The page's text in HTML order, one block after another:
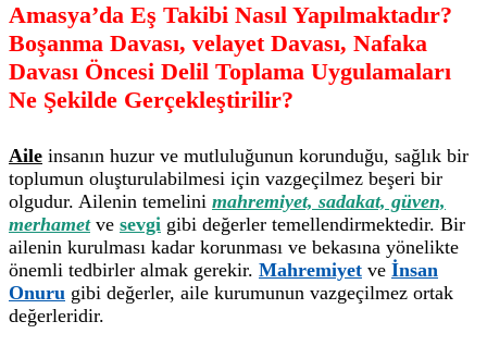
Amasya’da Eş Takibi Nasıl Yapılmaktadır?
Boşanma Davası, velayet Davası, Nafaka
Davası Öncesi Delil Toplama Uygulamaları
Ne Şekilde Gerçekleştirilir?
Aile insanın huzur ve mutluluğunun korunduğu, sağlık bir
toplumun oluşturulabilmesi için vazgeçilmez beşeri bir
olgudur. Ailenin temelini mahremiyet, sadakat, güven,
merhametve sevgi gibi değerler temellendirmektedir. Bir
ailenin kurulması kadar korunması ve bekasına yönelikte
önemli tedbirler almak gerekir. Mahremiyet ve İnsan
Onuru gibi değerler, aile kurumunun vazgeçilmez ortak
değerleridir.